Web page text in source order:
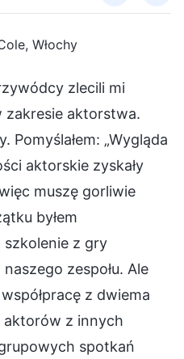
Włochy
zlecili mi
zakresie aktorstwa.
Pomyślałem: „Wygląda
aktorskie zyskały
muszę gorliwie
byłem
z gry
zespołu. Ale
z dwiema
aktorów z innych
spotkań